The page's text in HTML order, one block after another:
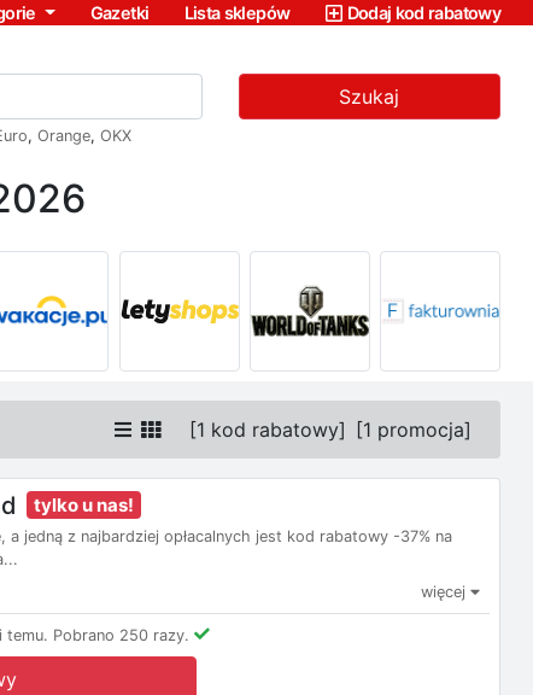
Gazetki Lista sklepów Dodaj kod rabatowy
Szukaj
, Orange, OKX
[1 kod rabatowy] [1 promocja]
tylko u nas!
jedną z najbardziej opłacalnych jest kod rabatowy -37% na
więcej
temu. Pobrano 250 razy.